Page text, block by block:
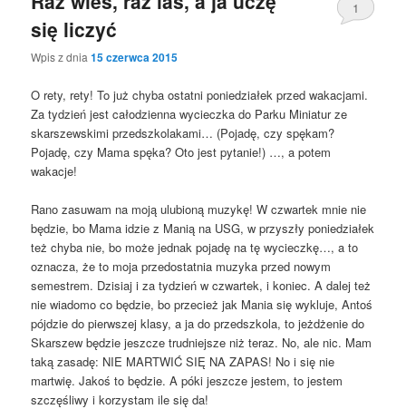
się liczyć
Wpis z dnia15 czerwca 2015
1
O rety, rety! To już chyba ostatni poniedziałek przed wakacjami.
Za tydzień jest całodzienna wycieczka do Parku Miniatur ze
skarszewskimi przedszkolakami… (Pojadę, czy spękam?
Pojadę, czy Mama spęka? Oto jest pytanie!) …, a potem
wakacje!
Rano zasuwam na moją ulubioną muzykę! W czwartek mnie nie
będzie, bo Mama idzie z Manią na USG, w przyszły poniedziałek
też chyba nie, bo może jednak pojadę na tę wycieczkę…, a to
oznacza, że to moja przedostatnia muzyka przed nowym
semestrem. Dzisiaj i za tydzień w czwartek, i koniec. A dalej też
nie wiadomo co będzie, bo przecież jak Mania się wykluje, Antoś
pójdzie do pierwszej klasy, a ja do przedszkola, to jeżdżenie do
Skarszew będzie jeszcze trudniejsze niż teraz. No, ale nic. Mam
taką zasadę: NIE MARTWIĆ SIĘ NA ZAPAS! No i się nie
martwię. Jakoś to będzie. A póki jeszcze jestem, to jestem
szczęśliwy i korzystam ile się da!